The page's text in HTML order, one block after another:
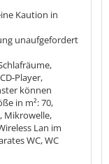
Kaution in
unaufgefordert
Player,
können
in m²: 70,
Mikrowelle,
Lan im
WC, WC